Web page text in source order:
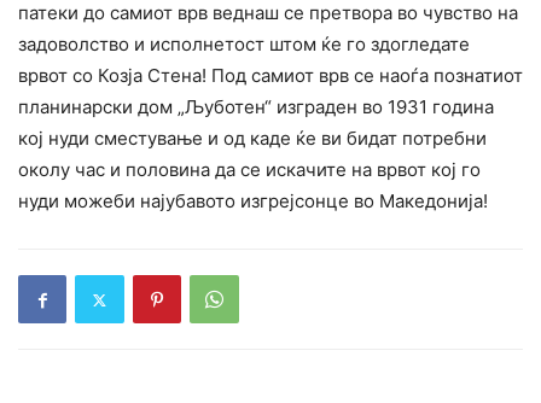
патеки до самиот врв веднаш се претвора во чувство на
задоволство и исполнетост штом ќе го здогледате
врвот со Козја Стена! Под самиот врв се наоѓа познатиот
планинарски дом „Љуботен“ изграден во 1931 година
кој нуди сместување и од каде ќе ви бидат потребни
околу час и половина да се искачите на врвот кој го
нуди можеби најубавото изгрејсонце во Македонија!